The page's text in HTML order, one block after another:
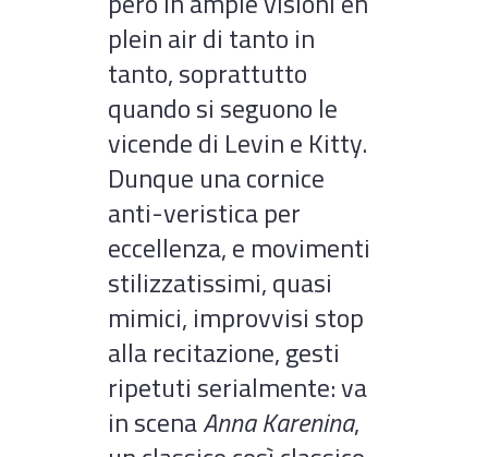
plein air di tanto in
tanto, soprattutto
quando si seguono le
vicende di Levin e Kitty.
Dunque una cornice
anti-veristica per
eccellenza, e movimenti
stilizzatissimi, quasi
mimici, improvvisi stop
alla recitazione, gesti
ripetuti serialmente: va
in scenaAnna Karenina,